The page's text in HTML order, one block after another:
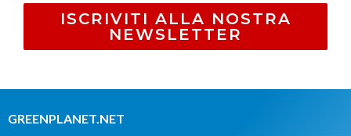
ISCRIVITI ALLA NOSTRA
NEWSLETTER
GREENPLANET.NET